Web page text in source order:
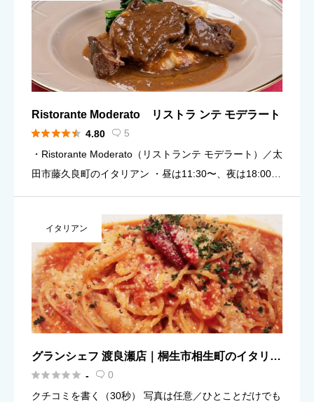
Ristorante Moderato リストラ ンテ モデラート
 4.80  5
・Ristorante Moderato（リストランテ モデラート）／太
田市藤久良町のイタリアン ・昼は11:30〜、夜は18:00〜
料理の受付目安：昼 13:30／夜 […]
イタリアン
グランシェフ 渡良瀬店｜桐生市相生町のイタリア
ン
 -  0
クチコミを書く（30秒） 写真は任意／ひとことだけでも